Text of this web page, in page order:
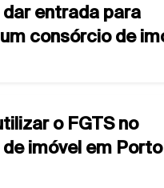
entrada para
consórcio de
o FGTS no
imóvel em Porto